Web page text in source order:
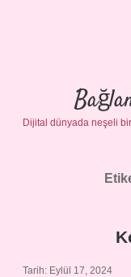
Dijital dünyada neşeli
Tarih: Eylül 17, 2024